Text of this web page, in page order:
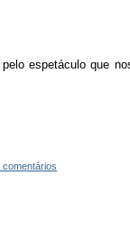
espetáculo que
comentários